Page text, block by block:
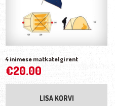
4 inimese matkatelgi rent
€20.00
LISA KORVI